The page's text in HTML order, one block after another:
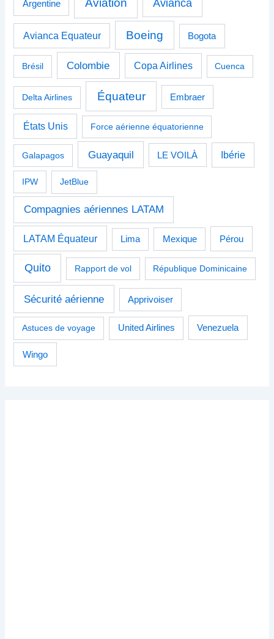
Argentine Aviation Avianca
Avianca Equateur Boeing Bogota
Brésil Colombie Copa Airlines Cuenca
Delta Airlines Équateur Embraer
États Unis Force aérienne équatorienne
Galapagos Guayaquil LE VOILÀ Ibérie
IPW JetBlue
Compagnies aériennes LATAM
LATAM Équateur Lima Mexique Pérou
Quito Rapport de vol République Dominicaine
Sécurité aérienne Apprivoiser
Astuces de voyage United Airlines Venezuela
Wingo